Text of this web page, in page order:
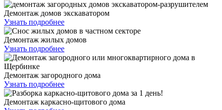
Демонтаж домов экскаватором
Узнать подробнее
Демонтаж жилых домов
Узнать подробнее
Демонтаж загородного дома
Узнать подробнее
Демонтаж каркасно-щитового дома